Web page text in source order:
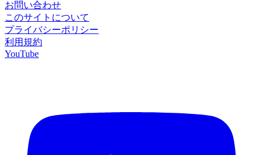
お問い合わせ
このサイトについて
プライバシーポリシー
利用規約
YouTube